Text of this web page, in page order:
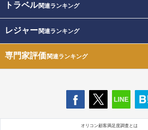
トラベル関連ランキング
レジャー関連ランキング
専門家評価関連ランキング
オリコン顧客満足度調査とは